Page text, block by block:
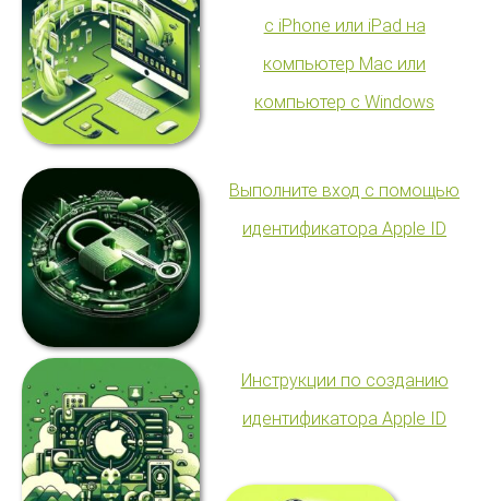
с iPhone или iPad на
компьютер Mac или
компьютер с Windows
Выполните вход с помощью
идентификатора Apple ID
Инструкции по созданию
идентификатора Apple ID